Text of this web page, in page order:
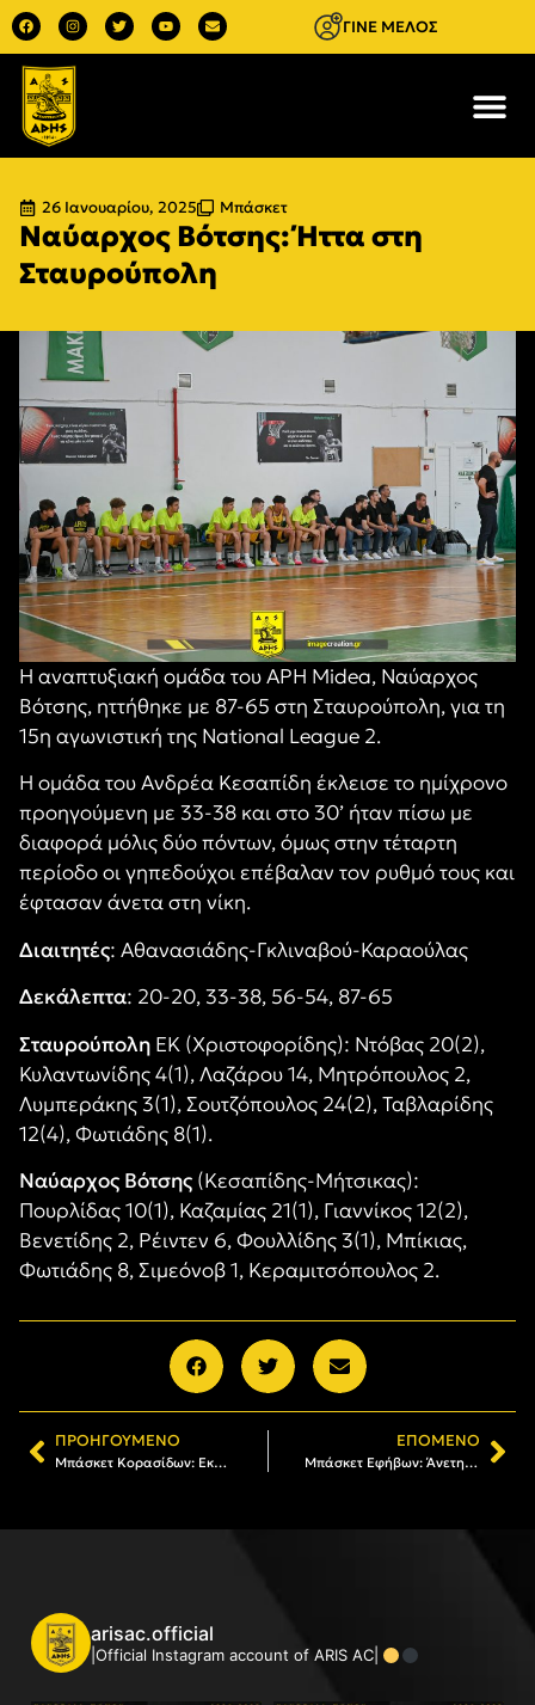
ΓΙΝΕ ΜΕΛΟΣ
26 Ιανουαρίου, 2025 Μπάσκετ
Ναύαρχος Βότσης: Ήττα στη
Σταυρούπολη
Η αναπτυξιακή ομάδα του ΑΡΗ Midea, Ναύαρχος
Βότσης, ηττήθηκε με 87-65 στη Σταυρούπολη, για τη
15η αγωνιστική της National League 2.
Η ομάδα του Ανδρέα Κεσαπίδη έκλεισε το ημίχρονο
προηγούμενη με 33-38 και στο 30’ ήταν πίσω με
διαφορά μόλις δύο πόντων, όμως στην τέταρτη
περίοδο οι γηπεδούχοι επέβαλαν τον ρυθμό τους και
έφτασαν άνετα στη νίκη.
Διαιτητές: Αθανασιάδης-Γκλιναβού-Καραούλας
Δεκάλεπτα: 20-20, 33-38, 56-54, 87-65
Σταυρούπολη ΕΚ (Χριστοφορίδης): Ντόβας 20(2),
Κυλαντωνίδης 4(1), Λαζάρου 14, Μητρόπουλος 2,
Λυμπεράκης 3(1), Σουτζόπουλος 24(2), Ταβλαρίδης
12(4), Φωτιάδης 8(1).
Ναύαρχος Βότσης (Κεσαπίδης-Μήτσικας):
Πουρλίδας 10(1), Καζαμίας 21(1), Γιαννίκος 12(2),
Βενετίδης 2, Ρέιντεν 6, Φουλλίδης 3(1), Μπίκιας,
Φωτιάδης 8, Σιμεόνοβ 1, Κεραμιτσόπουλος 2.
ΠΡΟΗΓΟΎΜΕΝΟ
Μπάσκετ Κορασίδων: Εκτός έδρας νίκη επί του Απόλλωνα Καλαμαριάς
ΕΠΌΜΕΝΟ
Μπάσκετ Εφήβων: Άνετη νίκη επί του ΠΑΟΚ (77-56)
arisac.official
|Official Instagram account of ARIS AC|